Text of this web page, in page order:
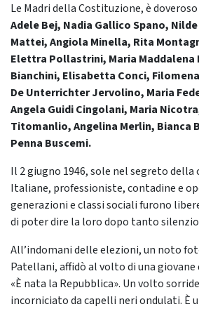
Le Madri della Costituzione, è
Adele Bej, Nadia Gallico Spano,
Mattei, Angiola Minella, Rita
Elettra Pollastrini, Maria Maddalena
Bianchini, Elisabetta Conci,
De Unterrichter Jervolino, Maria
Angela Guidi Cingolani, Maria
Titomanlio, Angelina Merlin, Bianca
Penna Buscemi.
Il 2 giugno 1946, sole nel segreto
Italiane, professioniste, contadine e
generazioni e classi sociali furono
di poter dire la loro dopo tanto
All’indomani delle elezioni, un noto
Patellani, affidò al volto di una giovane
«È nata la Repubblica». Un volto
incorniciato da capelli neri ondulati. È